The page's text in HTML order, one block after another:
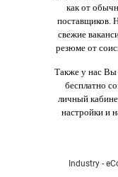
как от
поставщиков.
свежие
резюме от
Также у нас Вы
бесплатно
личный
настройки и
Industry -